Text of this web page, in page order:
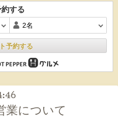
する
予約する
業について